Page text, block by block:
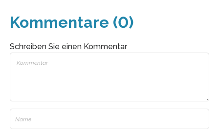
Kommentare (0)
Schreiben Sie einen Kommentar